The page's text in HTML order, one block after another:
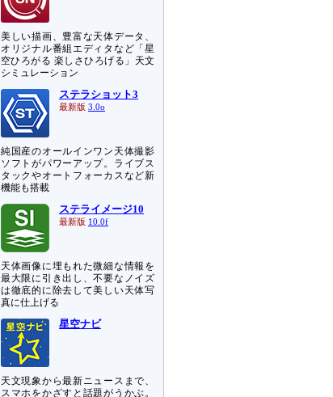
美しい描画、豊富な天体データ、
オリジナル番組エディタなど「星
空ひろがる 楽しさひろげる」天文
シミュレーション
ステラショット3
最新版 3.0o
純国産のオールインワン天体撮影
ソフトがパワーアップ。ライブス
タックやオートフォーカスなど新
機能も搭載
ステライメージ10
最新版 10.0f
天体画像に埋もれた微細な情報を
最大限に引き出し、不要なノイズ
は徹底的に除去して美しい天体写
真に仕上げる
星空ナビ
天文現象から最新ニュースまで、
スマホをかざすと話題がうかぶ。